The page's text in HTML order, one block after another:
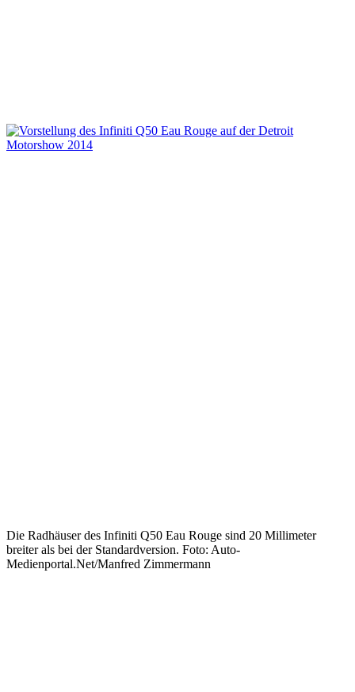
Die Radhäuser des Infiniti Q50 Eau Rouge sind 20 Millimeter
breiter als bei der Standardversion. Foto: Auto-
Medienportal.Net/Manfred Zimmermann